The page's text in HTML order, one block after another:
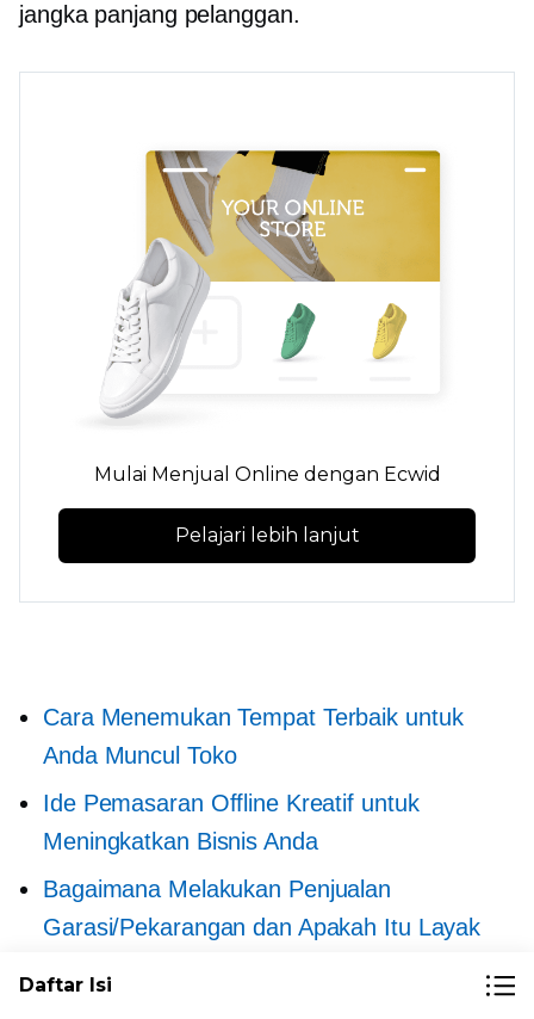
jangka panjang pelanggan.
Mulai Menjual Online dengan Ecwid
Pelajari lebih lanjut
Cara Menemukan Tempat Terbaik untuk
Anda Muncul Toko
Ide Pemasaran Offline Kreatif untuk
Meningkatkan Bisnis Anda
Bagaimana Melakukan Penjualan
Garasi/Pekarangan dan Apakah Itu Layak
Bagaimana Menentukan Harga Barang
Daftar Isi